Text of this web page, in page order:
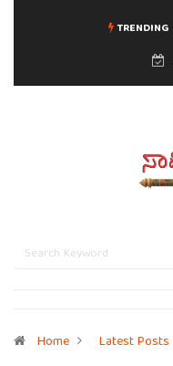
TRENDING
Home Latest Posts